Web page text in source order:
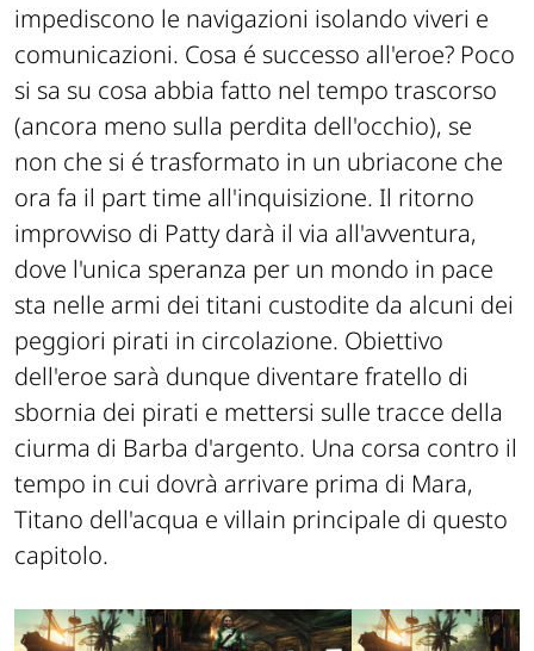
impediscono le navigazioni isolando viveri e
comunicazioni. Cosa é successo all'eroe? Poco
si sa su cosa abbia fatto nel tempo trascorso
(ancora meno sulla perdita dell'occhio), se
non che si é trasformato in un ubriacone che
ora fa il part time all'inquisizione. Il ritorno
improvviso di Patty darà il via all'avventura,
dove l'unica speranza per un mondo in pace
sta nelle armi dei titani custodite da alcuni dei
peggiori pirati in circolazione. Obiettivo
dell'eroe sarà dunque diventare fratello di
sbornia dei pirati e mettersi sulle tracce della
ciurma di Barba d'argento. Una corsa contro il
tempo in cui dovrà arrivare prima di Mara,
Titano dell'acqua e villain principale di questo
capitolo.